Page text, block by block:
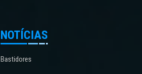
NOTÍCIAS
Bastidores